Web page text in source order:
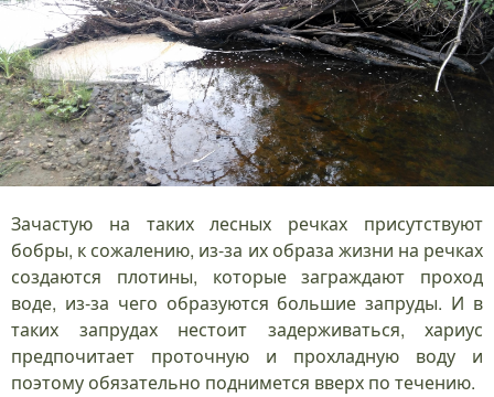
Зачастую на таких лесных речках присутствуют
бобры, к сожалению, из-за их образа жизни на речках
создаются плотины, которые заграждают проход
воде, из-за чего образуются большие запруды. И в
таких запрудах нестоит задерживаться, хариус
предпочитает проточную и прохладную воду и
поэтому обязательно поднимется вверх по течению.